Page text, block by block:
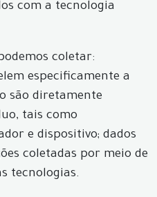
com a tecnologia
coletar:
especificamente a
são diretamente
tais como
e dispositivo; dados
coletadas por meio de
tecnologias.